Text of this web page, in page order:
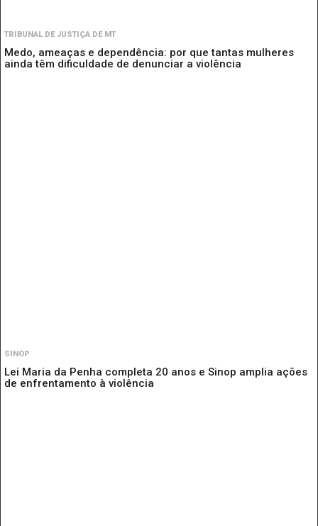
TRIBUNAL DE JUSTIÇA DE MT
Medo, ameaças e dependência: por que tantas mulheres
ainda têm dificuldade de denunciar a violência
SINOP
Lei Maria da Penha completa 20 anos e Sinop amplia ações
de enfrentamento à violência